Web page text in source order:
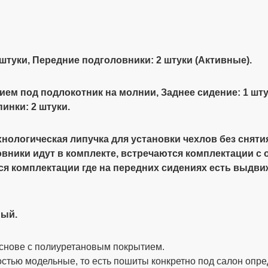
Передние подголовники: 2 штуки (Активные).
под подлокотник на молнии, Заднее сидение: 1
2 штуки.
липучка для установки чехлов без
идут в комплекте, встречаются комплектации
комплектации где на передних сидениях есть
с полиуретановым покрытием.
модельные, то есть пошиты конкретно под салон